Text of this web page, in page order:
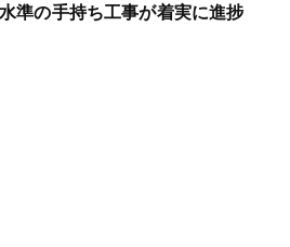
準の手持ち工事が着実に進捗